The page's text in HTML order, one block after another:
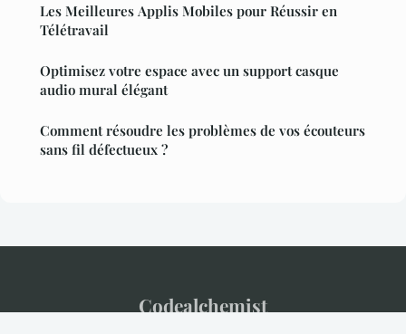
Les Meilleures Applis Mobiles pour Réussir en
Télétravail
Optimisez votre espace avec un support casque
audio mural élégant
Comment résoudre les problèmes de vos écouteurs
sans fil défectueux ?
Codealchemist